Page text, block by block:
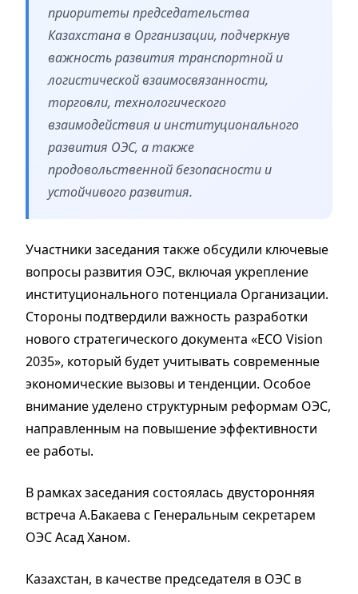
приоритеты председательства
Казахстана в Организации, подчеркнув
важность развития транспортной и
логистической взаимосвязанности,
торговли, технологического
взаимодействия и институционального
развития ОЭС, а также
продовольственной безопасности и
устойчивого развития.
Участники заседания также обсудили ключевые
вопросы развития ОЭС, включая укрепление
институционального потенциала Организации.
Стороны подтвердили важность разработки
нового стратегического документа «ECO Vision
2035», который будет учитывать современные
экономические вызовы и тенденции. Особое
внимание уделено структурным реформам ОЭС,
направленным на повышение эффективности
ее работы.
В рамках заседания состоялась двусторонняя
встреча А.Бакаева с Генеральным секретарем
ОЭС Асад Ханом.
Казахстан, в качестве председателя в ОЭС в